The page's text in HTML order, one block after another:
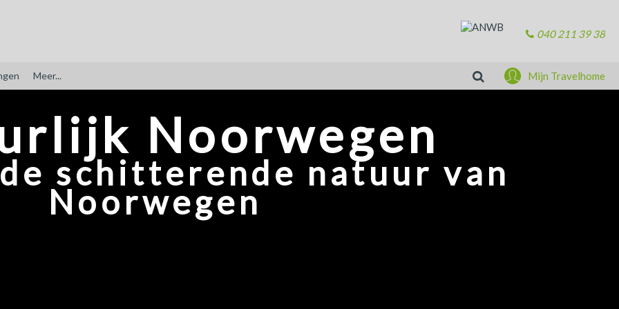
040 211 39 38
Meer... Zoeken Mijn Travelhome
Noorwegen
schitterende natuur van
Noorwegen